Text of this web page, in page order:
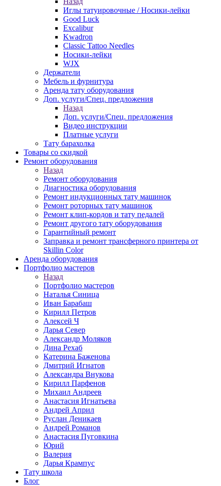
Иглы татуировочные / Носики-лейки
Good Luck
Excalibur
Kwadron
Classic Tattoo Needles
Носики-лейки
WJX
Держатели
Мебель и фурнитура
Аренда тату оборудования
Доп. услуги/Спец. предложения
Назад
Доп. услуги/Спец. предложения
Видео инструкции
Платные услуги
Тату барахолка
Товары со скидкой
Ремонт оборудования
Назад
Ремонт оборудования
Диагностика оборудования
Ремонт индукционных тату машинок
Ремонт роторных тату машинок
Ремонт клип-кордов и тату педалей
Ремонт другого тату оборудования
Гарантийный ремонт
Заправка и ремонт трансферного принтера от
Skillin Color
Аренда оборудования
Портфолио мастеров
Назад
Портфолио мастеров
Наталья Синица
Иван Барабаш
Кирилл Петров
Алексей Ч
Дарья Север
Александр Моляков
Дина Рехаб
Катерина Баженова
Дмитрий Игнатов
Александра Внукова
Кирилл Парфенов
Михаил Андреев
Анастасия Игнатьева
Андрей Април
Руслан Деникаев
Андрей Романов
Анастасия Пуговкина
Юрий
Валерия
Дарья Крампус
Тату школа
Блог